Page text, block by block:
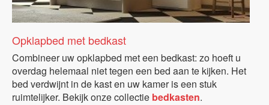
Opklapbed met bedkast
Combineer uw opklapbed met een bedkast: zo hoeft u
overdag helemaal niet tegen een bed aan te kijken. Het
bed verdwijnt in de kast en uw kamer is een stuk
ruimtelijker. Bekijk onze collectie bedkasten.